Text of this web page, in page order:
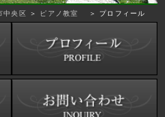
中央区 ＞ ピアノ教室 ＞ プロフィール